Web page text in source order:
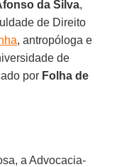
da Silva,
de Direito
, antropóloga e
de
por Folha de
a Advocacia-